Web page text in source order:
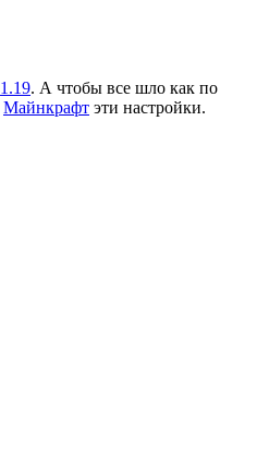
1.19. А чтобы все шло как по
Майнкрафт эти настройки.